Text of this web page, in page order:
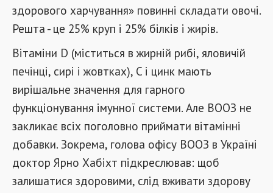
здорового харчування» повинні складати овочі.
Решта - це 25% круп і 25% білків і жирів.
Вітаміни D (міститься в жирній рибі, яловичій
печінці, сирі і жовтках), C і цинк мають
вирішальне значення для гарного
функціонування імунної системи. Але ВООЗ не
закликає всіх поголовно приймати вітамінні
добавки. Зокрема, голова офісу ВООЗ в Україні
доктор Ярно Хабіхт підкреслював: щоб
залишатися здоровими, слід вживати здорову